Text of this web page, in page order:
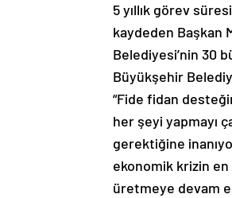
5 yıllık görev
kaydeden Başkan
Belediyesi’nin 30
Büyükşehir
“Fide fidan
her şeyi yapmayı
gerektiğine
ekonomik krizin
üretmeye devam